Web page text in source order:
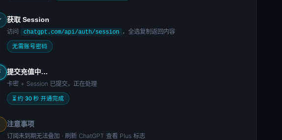
获取 Session
访问 chatgpt.com/api/auth/session ，全选复制返回内容
无需账号密码
提交充值中…
卡密 + Session 已提交，正在处理
⏳ 约 30 秒 开通完成
注意事项
订阅未到期无法叠加 · 刷新 ChatGPT 查看 Plus 标志